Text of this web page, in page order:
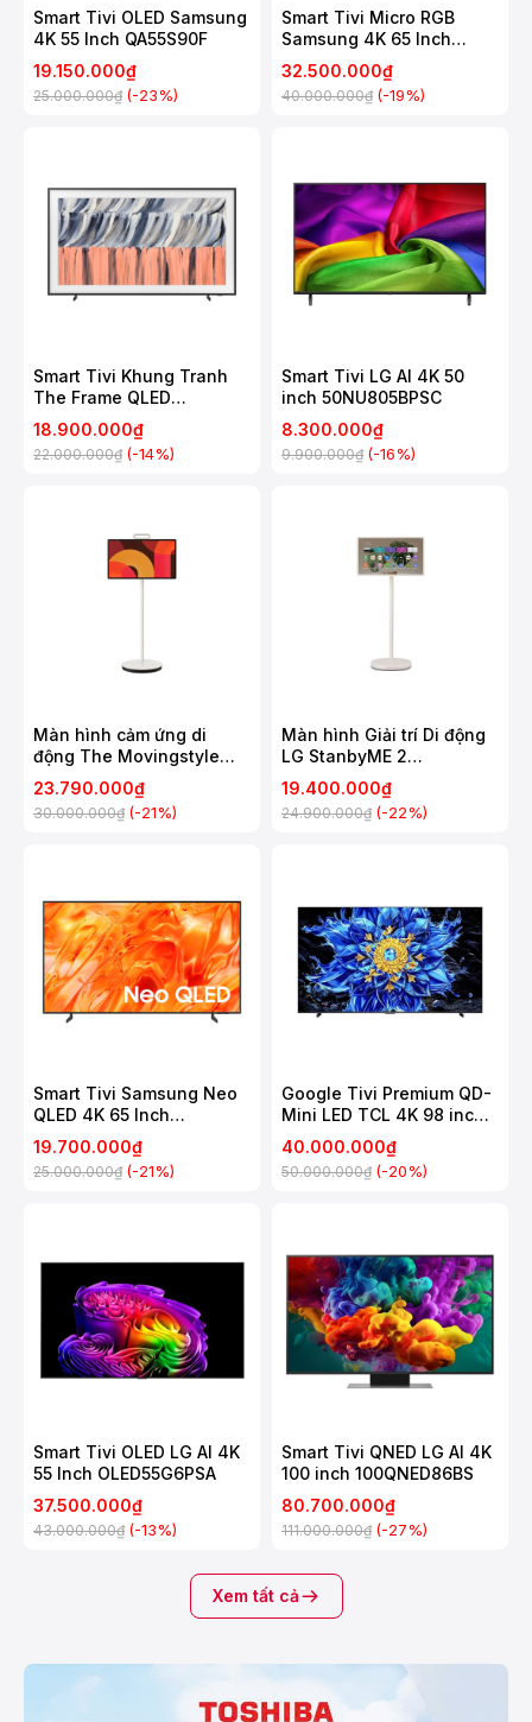
Smart Tivi OLED Samsung
4K 55 Inch QA55S90F
19.150.000₫
25.000.000₫ (-23%)
Smart Tivi Micro RGB
Samsung 4K 65 Inch
MRA65R85H
32.500.000₫
40.000.000₫ (-19%)
Smart Tivi Khung Tranh
The Frame QLED
Samsung 4K 55 Inch
QA55LS03H
18.900.000₫
22.000.000₫ (-14%)
Smart Tivi LG AI 4K 50
inch 50NU805BPSC
8.300.000₫
9.900.000₫ (-16%)
Màn hình cảm ứng di
động The Movingstyle
Samsung 27 Inch
UA27LSM7FAXXXV
23.790.000₫
30.000.000₫ (-21%)
Màn hình Giải trí Di động
LG StanbyME 2
27LX6TDGA
19.400.000₫
24.900.000₫ (-22%)
Smart Tivi Samsung Neo
QLED 4K 65 Inch
QA65QN70H
19.700.000₫
25.000.000₫ (-21%)
Google Tivi Premium QD-
Mini LED TCL 4K 98 inch
98P8LS
40.000.000₫
50.000.000₫ (-20%)
Smart Tivi OLED LG AI 4K
55 Inch OLED55G6PSA
37.500.000₫
43.000.000₫ (-13%)
Smart Tivi QNED LG AI 4K
100 inch 100QNED86BS
80.700.000₫
111.000.000₫ (-27%)
Xem tất cả